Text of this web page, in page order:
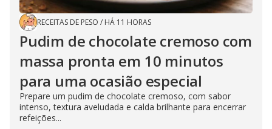
RECEITAS DE PESO / HÁ 11 HORAS
Pudim de chocolate cremoso com
massa pronta em 10 minutos
para uma ocasião especial
Prepare um pudim de chocolate cremoso, com sabor
intenso, textura aveludada e calda brilhante para encerrar
refeições...